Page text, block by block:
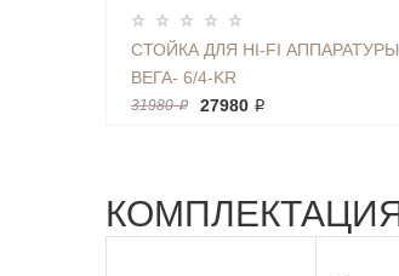
СТОЙКА ДЛЯ HI-FI АППАРАТУРЫ
ВЕГА- 6/4-KR
31980 ₽ 27980 ₽